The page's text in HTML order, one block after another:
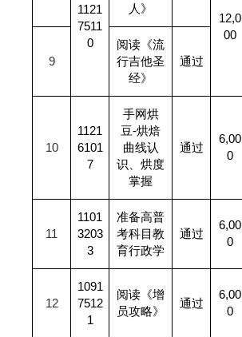
1121
7511
0
人》
12,0
00
9
阅读《流
行吉他圣
经》
通过
10
1121
6101
7
手网烘
豆-烘焙
曲线认
识、烘度
掌握
通过
6,00
0
11
1101
3203
3
准备高普
考科目教
育行政学
通过
6,00
0
12
1091
7512
1
阅读《增
员攻略》
通过
6,00
0